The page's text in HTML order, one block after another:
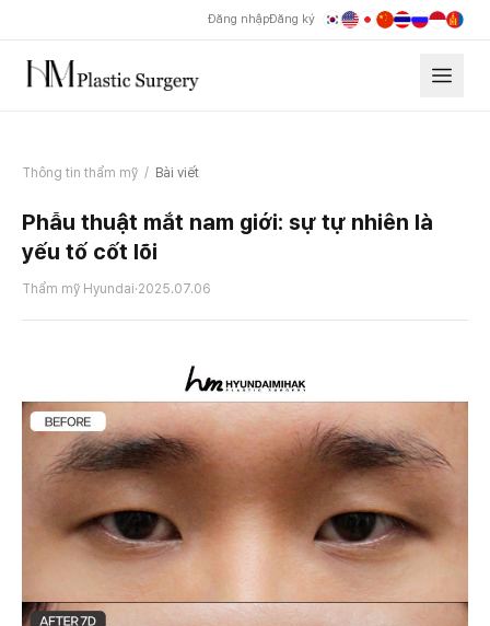
Đăng nhậpĐăng ký
Thông tin thẩm mỹ / Bài viết
Phẫu thuật mắt nam giới: sự tự nhiên là
yếu tố cốt lõi
Thẩm mỹ Hyundai·2025.07.06